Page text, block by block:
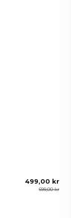
499,00 kr
699,00 kr